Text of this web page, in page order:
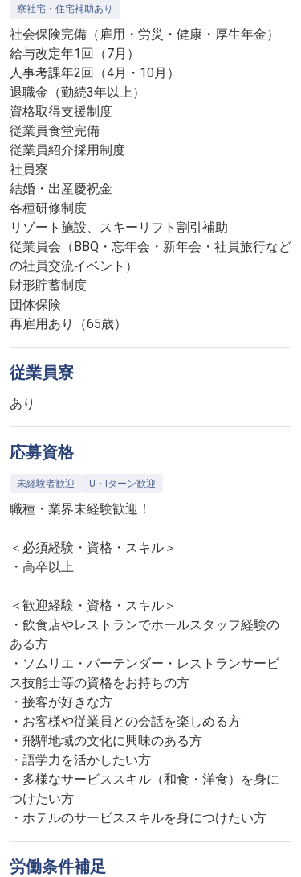
寮社宅・住宅補助あり
社会保険完備（雇用・労災・健康・厚生年金）
給与改定年1回（7月）
人事考課年2回（4月・10月）
退職金（勤続3年以上）
資格取得支援制度
従業員食堂完備
従業員紹介採用制度
社員寮
結婚・出産慶祝金
各種研修制度
リゾート施設、スキーリフト割引補助
従業員会（BBQ・忘年会・新年会・社員旅行など
の社員交流イベント）
財形貯蓄制度
団体保険
再雇用あり（65歳）
従業員寮
あり
応募資格
未経験者歓迎 U・Iターン歓迎
職種・業界未経験歓迎！
＜必須経験・資格・スキル＞
・高卒以上
＜歓迎経験・資格・スキル＞
・飲食店やレストランでホールスタッフ経験の
ある方
・ソムリエ・バーテンダー・レストランサービ
ス技能士等の資格をお持ちの方
・接客が好きな方
・お客様や従業員との会話を楽しめる方
・飛騨地域の文化に興味のある方
・語学力を活かしたい方
・多様なサービススキル（和食・洋食）を身に
つけたい方
・ホテルのサービススキルを身につけたい方
労働条件補足